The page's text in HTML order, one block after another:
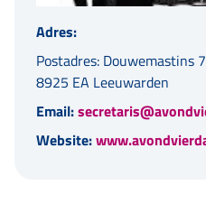
Adres:
Postadres: Douwemastins 7
8925 EA Leeuwarden
Email:
Website: